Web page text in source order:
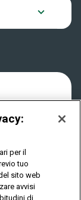
per il
tuo
sito web
avvisi
di